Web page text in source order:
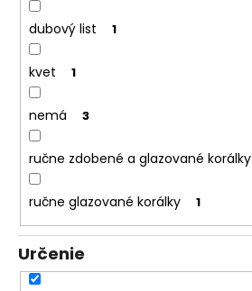
dubový list 1
kvet 1
nemá 3
ručne zdobené a glazované korálky
ručne glazované korálky 1
Určenie